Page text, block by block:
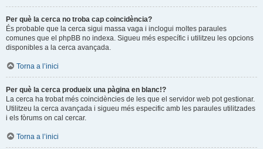
Per què la cerca no troba cap coincidència?
És probable que la cerca sigui massa vaga i inclogui moltes paraules
comunes que el phpBB no indexa. Sigueu més específic i utilitzeu les opcions
disponibles a la cerca avançada.
Torna a l’inici
Per què la cerca produeix una pàgina en blanc!?
La cerca ha trobat més coincidències de les que el servidor web pot gestionar.
Utilitzeu la cerca avançada i sigueu més especific amb les paraules utilitzades
i els fòrums on cal cercar.
Torna a l’inici